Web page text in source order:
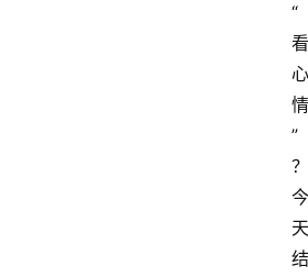
“
看
心
情
”
？
今
天
结